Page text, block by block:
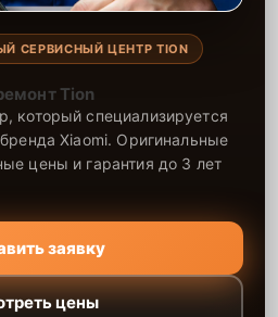
СЕРВИСНЫЙ ЦЕНТР TION
Tion
который специализируется
Xiaomi. Оригинальные
цены и гарантия до 3 лет
заявку
цены